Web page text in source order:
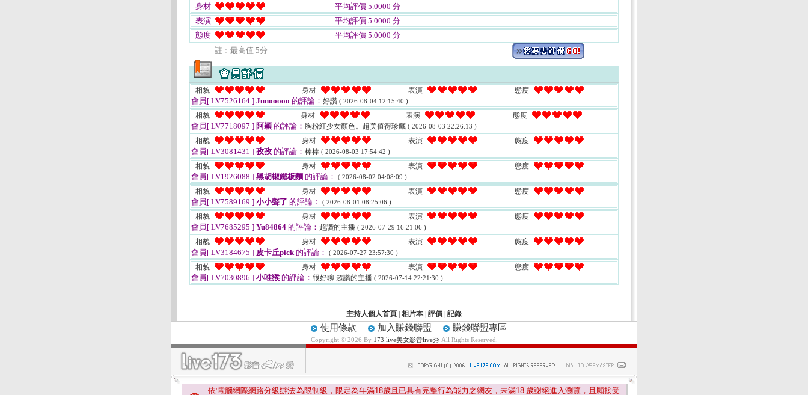
身材
平均評價 5.0000 分
表演
平均評價 5.0000 分
態度
平均評價 5.0000 分
註﹕最高值 5分
相貌 身材 表演 態度
會員[ LV7526164 ] Junooooo 的評論： 好讚 ( 2026-08-04 12:15:40 )
相貌 身材 表演 態度
會員[ LV7718097 ] 阿穎 的評論： 胸粉紅少女顏色。超美值得珍藏 ( 2026-08-03 22:26:13 )
相貌 身材 表演 態度
會員[ LV3081431 ] 孜孜 的評論： 棒棒 ( 2026-08-03 17:54:42 )
相貌 身材 表演 態度
會員[ LV1926088 ] 黑胡椒鐵板麵 的評論： ( 2026-08-02 04:08:09 )
相貌 身材 表演 態度
會員[ LV7589169 ] 小小聲了 的評論： ( 2026-08-01 08:25:06 )
相貌 身材 表演 態度
會員[ LV7685295 ] Yu84864 的評論： 超讚的主播 ( 2026-07-29 16:21:06 )
相貌 身材 表演 態度
會員[ LV3184675 ] 皮卡丘pick的評論： ( 2026-07-27 23:57:30 )
相貌 身材 表演 態度
會員[ LV7030896 ] 小唯猴 的評論： 很好聊 超讚的主播 ( 2026-07-14 22:21:30 )
主持人個人首頁 相片本 評價 記錄
使用條款 加入賺錢聯盟 賺錢聯盟專區
Copyright © 2026 By 173 live美女影音live秀All Rights Reserved.
依'電腦網際網路分級辦法'為限制級，限定為年滿18歲且已具有完整行為能力之網友，未滿18 歲謝絕進入瀏覽，且願接受